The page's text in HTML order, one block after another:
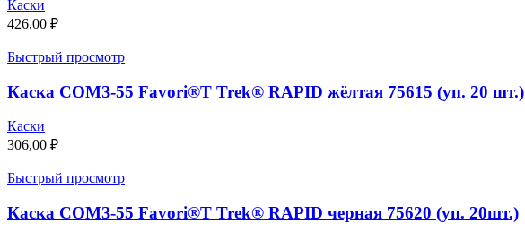
Каски
426,00 ₽
Быстрый просмотр
Каска СОМЗ-55 Favori®T Trek® RAPID жёлтая 75615 (уп. 20 шт.)
Каски
306,00 ₽
Быстрый просмотр
Каска СОМЗ-55 Favori®T Trek® RAPID черная 75620 (уп. 20шт.)